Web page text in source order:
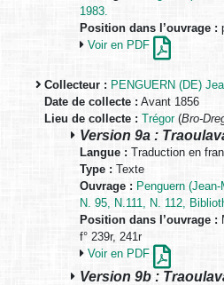
1983.
Position dans l’ouvrage :
Voir en PDF
Collecteur : PENGUERN (DE)
Date de collecte : Avant 1856
Lieu de collecte : Trégor(Bro-
Version 9a :
Langue : Traduction en
Type : Texte
Ouvrage : Penguern
N. 95, N.111, N. 112,
Position dans l’ouvrage :
f° 239r, 241r
Voir en PDF
Version 9b :